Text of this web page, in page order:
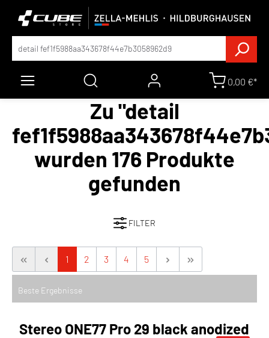
0,00 €*
Zu "detail
wurden 176 Produkte
gefunden
FILTER
1 2 3 4 5
Stereo ONE77 Pro 29 black anodized